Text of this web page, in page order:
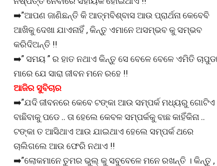
➡️”ଆପଣ ଜାଣିଛନ୍ତି କି ଆତ୍ମବିଶ୍ବାସ ଆଉ ପ୍ରାର୍ଥନା କେବେବି
ଆଖିକୁ ଦେଖା ଯାଏନାହିଁ , କିନ୍ତୁ ଏମାନେ ଅସମ୍ଭବ କୁ ସମ୍ଭବ
କରିଦିଅନ୍ତି !!
➡️” ସମୟ ” ର ହାତ ନଥାଏ କିନ୍ତୁ ସେ ବେଳେ ବେଳେ ଏମିତି
ମାରେ ଯେ ସାରା ଜୀବନ ମନେ ରହେ !!
ଆଜିର ସୁବିଚାର
➡️”ଯଦି ଜୀବନରେ କେବେ ଟଙ୍କା ଆଉ ସମ୍ପର୍କ ମଧ୍ୟରୁ ଗୋଟିଏ
ବାଛିବାକୁ ପଡେ .. ତା ହେଲେ କେବଳ ସମ୍ପର୍କକୁ ବାଛ କାହିଁକିନା ..
ଟଙ୍କା ତ ଆସିଥାଏ ଆଉ ଯାଇଥାଏ ହେଲେ ସମ୍ପର୍କ ଥରେ
ଚାଲିଗଲେ ଆଉ ଫେରି ନଥାଏ !!
➡️”ଲୋକମାନେ ତୁମର ଭୁଲ୍ କୁ ସବୁବେଳେ ମନେ ରଖନ୍ତି । କିନ୍ତୁ ,